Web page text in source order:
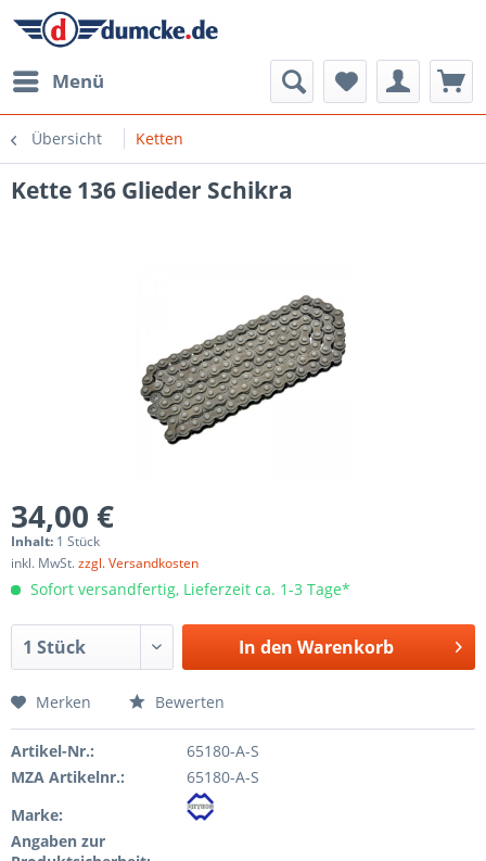
Menü
Übersicht Ketten
Kette 136 Glieder Schikra
34,00 €
Inhalt: 1 Stück
inkl. MwSt.zzgl. Versandkosten
Sofort versandfertig, Lieferzeit ca. 1-3 Tage*
In den Warenkorb
Merken Bewerten
Artikel-Nr.:
65180-A-S
MZA Artikelnr.:
65180-A-S
Marke:
Angaben zur